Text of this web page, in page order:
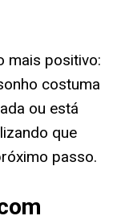
mais positivo:
costuma
ou está
que
passo.